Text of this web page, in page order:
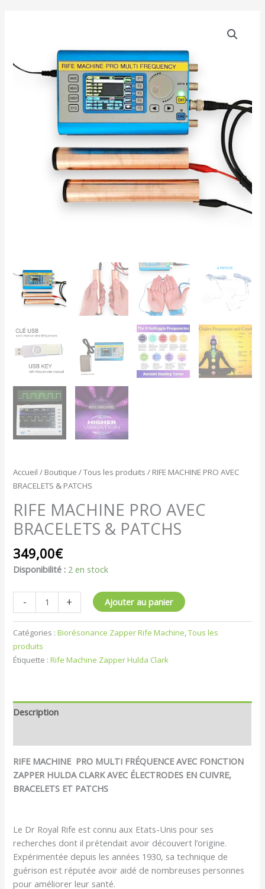
Accueil / Boutique /Tous les produits / RIFE MACHINE PRO AVEC
BRACELETS & PATCHS
RIFE MACHINE PRO AVEC
BRACELETS & PATCHS
349,00€
Disponibilité : 2 en stock
-
MACHINE
PRO
BRACELETS
+ Ajouter au panier
Catégories :Biorésonance Zapper Rife Machine,Tous les
produits
Étiquette :Rife Machine Zapper Hulda Clark
Description
RIFE MACHINE PRO MULTI FRÉQUENCE AVEC FONCTION
ZAPPER HULDA CLARKAVEC ÉLECTRODES EN CUIVRE,
BRACELETS ET PATCHS
Le Dr Royal Rife est connu aux Etats-Unis pour ses
recherches dont il prétendait avoir découvert l’origine.
Expérimentée depuis les années 1930, sa technique de
guérison est réputée avoir aidé de nombreuses personnes
pour améliorer leur santé.